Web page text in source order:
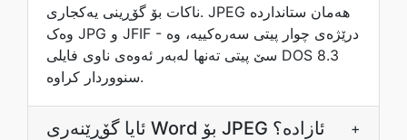
ناکات بۆ گۆڕینی یەکجاری. JPEG هەمان ستانداردە
وەک JPG و JFIF - درێژەی چوار پیتی سەرەکییە، وە
سێ پیتی تەنها لەبەر ئەوەی ناوی فایلی DOS 8.3
سنووردار کراوە.
ئایا گۆڕێنەری Word بۆ JPEG ئازادە؟ +